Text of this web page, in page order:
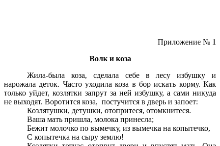
Приложение № 1
Волк и коза
Жила-была коза, сделала себе в лесу избушку и
нарожала деток. Часто уходила коза в бор искать корму. Как
только уйдет, козлятки запрут за ней избушку, а сами никуда
не выходят. Воротится коза, постучится в дверь и запоет:
Козлятушки, детушки, отопритеся, отомкнитеся.
Ваша мать пришла, молока принесла;
Бежит молочко по вымечку, из вымечка на копытечко,
С копытечка на сыру землю!